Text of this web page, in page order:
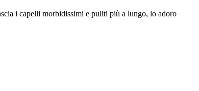
i capelli morbidissimi e puliti più a lungo, lo adoro